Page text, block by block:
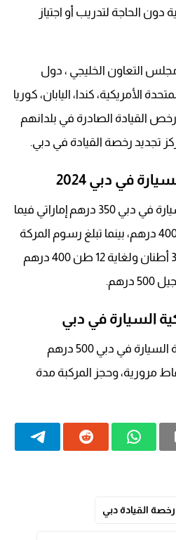
دون الحاجة لتدريب أو اجتياز
التعاون الخليجي ، دول
الأمريكية، كندا، اليابان، كوريا
رخص القيادة الصادرة في بلدانهم
تجديد رخصة القيادة في دبي.
في دبي 2024
تبلغ رسوم تجديد ملكية السيارة في دبي 350 درهم إماراتي فيما
تبلغ رسوم اعادة التسجيل 400 درهم، بينما تبلغ رسوم المركة
المركبة التي يزيد وزنها عن 3 أطنان ولغاية 12 طن 400 درهم
السيارة في دبي
تبلغ غرامة تأخير تجديد ملكية السيارة في دبي 500 درهم
مرورية، وحجز المركبة مدة
القيادة دبي